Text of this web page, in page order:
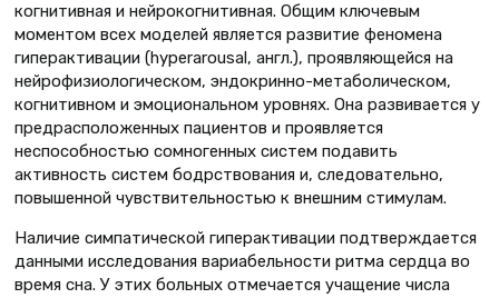
когнитивная и нейрокогнитивная. Общим ключевым
моментом всех моделей является развитие феномена
гиперактивации (hyperarousal, англ.), проявляющейся на
нейрофизиологическом, эндокринно-метаболическом,
когнитивном и эмоциональном уровнях. Она развивается у
предрасположенных пациентов и проявляется
неспособностью сомногенных систем подавить
активность систем бодрствования и, следовательно,
повышенной чувствительностью к внешним стимулам.
Наличие симпатической гиперактивации подтверждается
данными исследования вариабельности ритма сердца во
время сна. У этих больных отмечается учащение числа